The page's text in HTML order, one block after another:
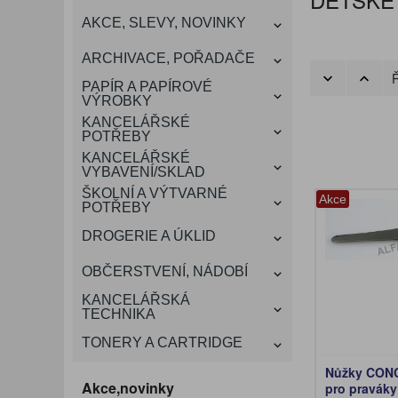
VÁNOCE
DÁRKOVÉ POTŘEBY
SMART DOPLŇKY
ROZDRUŽOVAČE
VIZITKY A JMENOVKY
OBÁLKY
TISKOPISY
KONFERENČNÍ SPISOVKY
NŮŽKY A NOŽE
TAŠKY, KUFRY, AKTOVKY
A OBALY
KANCELÁŘSKÝ
NÁBYTEK
OCHRANNÉ PRACOVNÍ
POMŮCKY
TABULE, NÁSTĚNKY
KRESLENÍ A MALOVÁNÍ
DEZINFEKCE-OCHRANA
PROSTŘEDKY NA PRANÍ
KONVICE A DŽBÁNY
SLADKÉ POTRAVINY
LAMINACE
ŠTÍTKOVAČE
AKCE, SLEVY, NOVINKY
ARCHIVACE, POŘADAČE
PAPÍR A PAPÍROVÉ
VÝROBKY
KANCELÁŘSKÉ
POTŘEBY
KANCELÁŘSKÉ
VYBAVENÍ/SKLAD
ŠKOLNÍ A VÝTVARNÉ
POTŘEBY
DROGERIE A ÚKLID
OBČERSTVENÍ, NÁDOBÍ
KANCELÁŘSKÁ
TECHNIKA
TONERY A CARTRIDGE
Akce,novinky
Akce
Nůžky
pro praváky